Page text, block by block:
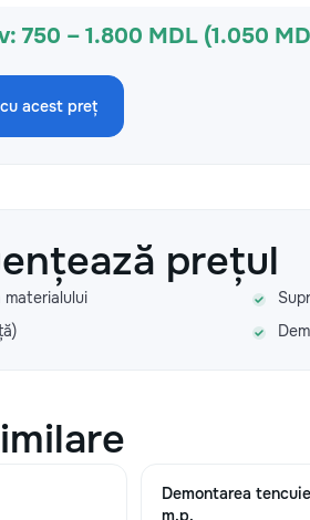
750 – 1.800 MDL (1.050
acest preț
prețul
Demontarea
m.p.